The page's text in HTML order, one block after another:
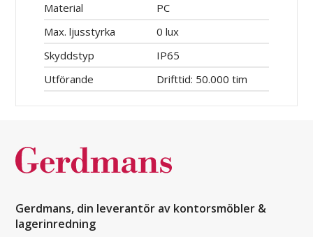
Material
PC
Max. ljusstyrka
0 lux
Skyddstyp
IP65
Utförande
Drifttid: 50.000 tim
Gerdmans, din leverantör av kontorsmöbler &
lagerinredning